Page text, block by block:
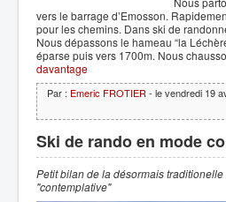
vers le barrage d’Emosson.
pour les chemins. Dans ski de
Nous dépassons le hameau “la
éparse puis vers 1700m. Nous
davantage
Par : Emeric FROTIER - le vendredi 19
Ski de rando en mode
Petit bilan de la désormais
"contemplative"